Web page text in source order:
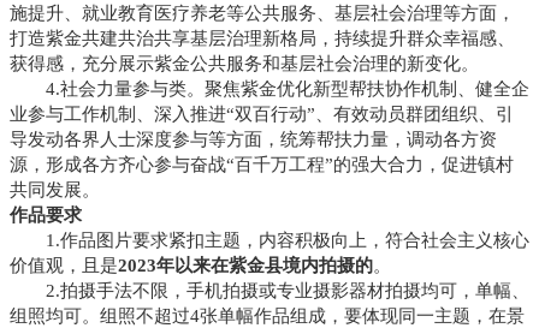
施提升、就业教育医疗养老等公共服务、基层社会治理等方面，
打造紫金共建共治共享基层治理新格局，持续提升群众幸福感、
获得感，充分展示紫金公共服务和基层社会治理的新变化。
4.社会力量参与类。聚焦紫金优化新型帮扶协作机制、健全企
业参与工作机制、深入推进“双百行动”、有效动员群团组织、引
导发动各界人士深度参与等方面，统筹帮扶力量，调动各方资
源，形成各方齐心参与奋战“百千万工程”的强大合力，促进镇村
共同发展。
作品要求
1.作品图片要求紧扣主题，内容积极向上，符合社会主义核心
价值观，且是2023年以来在紫金县境内拍摄的。
2.拍摄手法不限，手机拍摄或专业摄影器材拍摄均可，单幅、
组照均可。组照不超过4张单幅作品组成，要体现同一主题，在景